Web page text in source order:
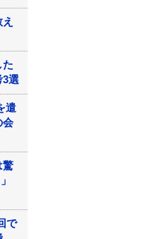
た
3選
遣
会
驚
で